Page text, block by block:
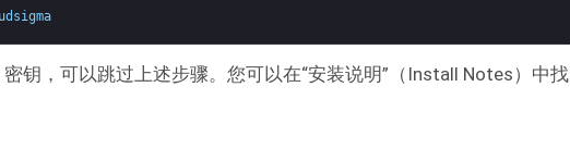
密钥，可以跳过上述步骤。您可以在“安装说明”（Install Notes）中找